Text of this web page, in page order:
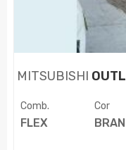
MITSUBISHI
Comb.
FLEX
Cor